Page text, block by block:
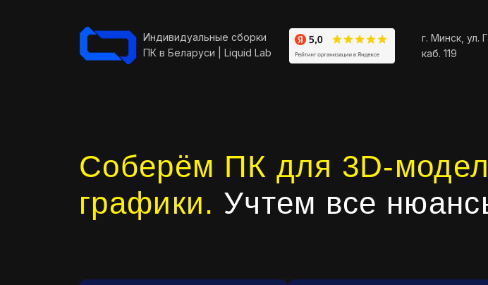
Индивидуальные сборки
ПК в Беларуси | Liquid Lab
г. Минск, ул.
каб. 119
Соберём ПК для 3D-
графики. Учтем все